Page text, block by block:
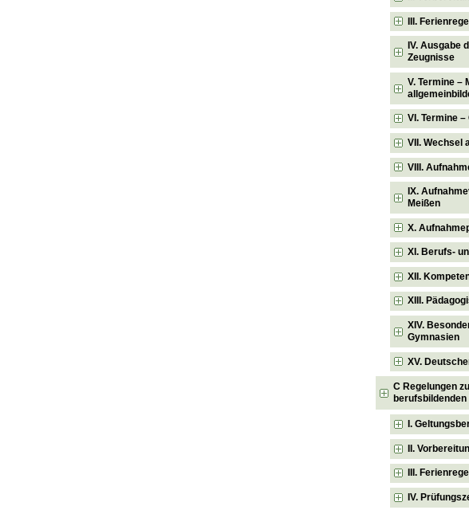
III.
IV. Ausgabe
Zeugnisse
V. Termine –
VI. Termine
VII. Wechsel
VIII.
IX.
Meißen
X.
XI. Berufs-
XII.
XIII.
XIV.
Gymnasien
XV.
C Regelungen
berufsbildenden
I.
II.
III.
IV.